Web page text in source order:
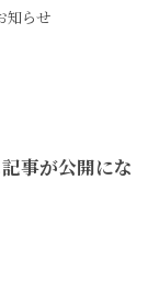
知らせ
事が公開にな